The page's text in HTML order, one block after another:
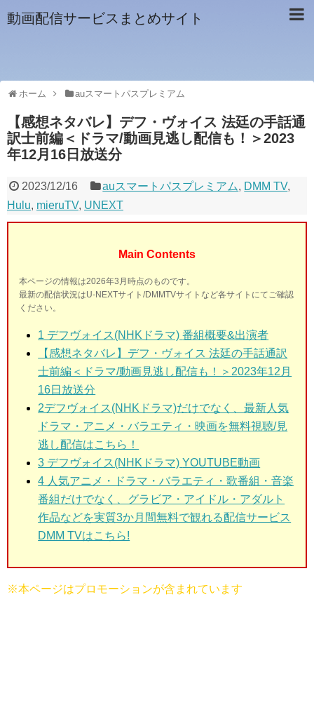
動画配信サービスまとめサイト
ホーム auスマートパスプレミアム
【感想ネタバレ】デフ・ヴォイス 法廷の手話通
訳士前編＜ドラマ/動画見逃し配信も！＞2023
年12月16日放送分
2023/12/16 auスマートパスプレミアム, DMM TV,
Hulu, mieruTV, UNEXT
Main Contents
本ページの情報は2026年3月時点のものです。
最新の配信状況はU-NEXTサイト/DMMTVサイトなど各サイトにてご確認
ください。
1 デフヴォイス(NHKドラマ)番組概要&出演者
【感想ネタバレ】デフ・ヴォイス 法廷の手話通訳
士前編＜ドラマ/動画見逃し配信も！＞2023年12月
16日放送分
2デフヴォイス(NHKドラマ)だけでなく、最新人気
ドラマ・アニメ・バラエティ・映画を無料視聴/見
逃し配信はこちら！
3 デフヴォイス(NHKドラマ)YOUTUBE動画
4 人気アニメ・ドラマ・バラエティ・歌番組・音楽
番組だけでなく、グラビア・アイドル・アダルト
作品などを実質3か月間無料で観れる配信サービス
DMM TVはこちら!
※本ページはプロモーションが含まれています